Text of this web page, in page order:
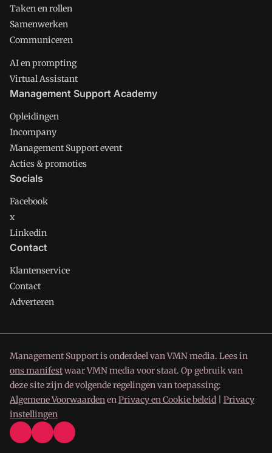
Taken en rollen
Samenwerken
Communiceren
AI en prompting
Virtual Assistant
Management Support Academy
Opleidingen
Incompany
Management Support event
Acties & promoties
Socials
Facebook
x
Linkedin
Contact
Klantenservice
Contact
Adverteren
Management Support is onderdeel van VMN media. Lees in
ons manifestwaar VMN media voor staat. Op gebruik van
deze site zijn de volgende regelingen van toepassing:
Algemene VoorwaardenenPrivacy en Cookie beleid
Privacy
instellingen